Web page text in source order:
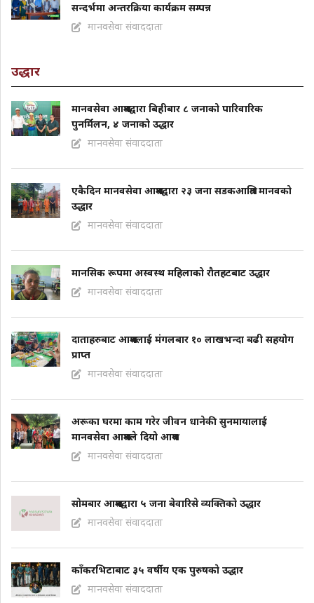
सन्दर्भमा अन्तरक्रिया कार्यक्रम सम्पन्न
मानवसेवा संवाददाता
उद्धार
मानवसेवा आश्रमद्वारा बिहीबार ८ जनाको पारिवारिक
पुनर्मिलन, ४ जनाको उद्धार
मानवसेवा संवाददाता
एकैदिन मानवसेवा आश्रमद्वारा २३ जना सडकआश्रित मानवको
उद्धार
मानवसेवा संवाददाता
मानसिक रूपमा अस्वस्थ महिलाको राैतहटबाट उद्धार
मानवसेवा संवाददाता
दाताहरुबाट आश्रमलाई मंगलबार १० लाखभन्दा बढी सहयोग
प्राप्त
मानवसेवा संवाददाता
अरूका घरमा काम गरेर जीवन धानेकी सुनमायालाई
मानवसेवा आश्रमले दियो आश्रय
मानवसेवा संवाददाता
साेमबार आश्रमद्वारा ५ जना बेवारिसे व्यक्तिकाे उद्धार
मानवसेवा संवाददाता
काँकरभिटाबाट ३५ वर्षीय एक पुरुषकाे उद्धार
मानवसेवा संवाददाता